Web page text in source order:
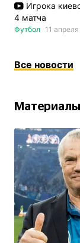
Игрока
4 матча
Футбол 11
Все новости
Материалы